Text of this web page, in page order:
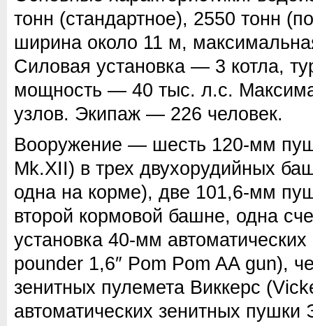
тонн (стандартное), 2550 тонн
ширина около 11 м,
Силовая установка — 3 котла,
мощность — 40 тыс. л.с.
узлов. Экипаж — 226 человек.
Вооружение — шесть 120-мм
Mk.XII) в трех двухорудийных
одна на корме), две 101,6-мм
второй кормовой башне, одна
установка 40-мм
pounder 1,6″ Pom Pom AA gun),
зенитных пулемета Виккерс
автоматических зенитных пушки